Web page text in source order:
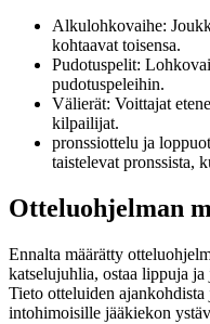
Alkulohkovaihe:
kohtaavat toisensa.
Pudotuspelit:
pudotuspeleihin.
Välierät: Voittajat
kilpailijat.
pronssiottelu ja
taistelevat pronssista,
Otteluohjelman
Ennalta määrätty
katselujuhlia, ostaa lippuja
Tieto otteluiden
intohimoisille jääkiekon